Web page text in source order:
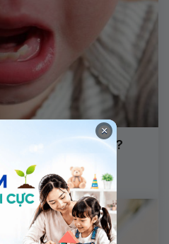
biểu hiện bệnh gì?
×